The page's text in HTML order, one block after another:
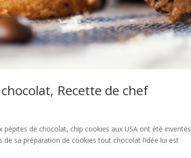
Recette de chef
de chocolat, chip cookies aux USA ont été inventés
sa préparation de cookies tout chocolat l’idée lui est